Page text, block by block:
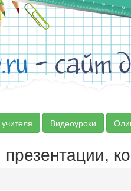
- сайт
Видеоуроки